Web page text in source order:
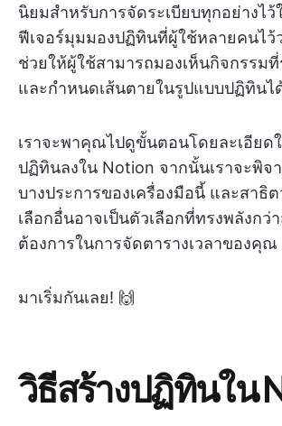
นิยมสำหรับการจัดระเบียบทุกอย่างไว้
ฟีเจอร์มุมมองปฏิทินที่ผู้ใช้หลายคนไว้
ช่วยให้ผู้ใช้สามารถมองเห็นกิจกรรม
และกำหนดเส้นตายในรูปแบบปฏิทินไ
เราจะพาคุณไปดูขั้นตอนโดยละเอียด
ปฏิทินลงใน Notion จากนั้นเราจะพิ
บางประการของเครื่องมือนี้ และสาธิ
เลือกอื่นอาจเป็นตัวเลือกที่ทรงพลังกว่
ต้องการในการจัดตารางเวลาของคุณ
มาเริ่มกันเลย! 🙌
วิธีสร้างปฏิทินใน